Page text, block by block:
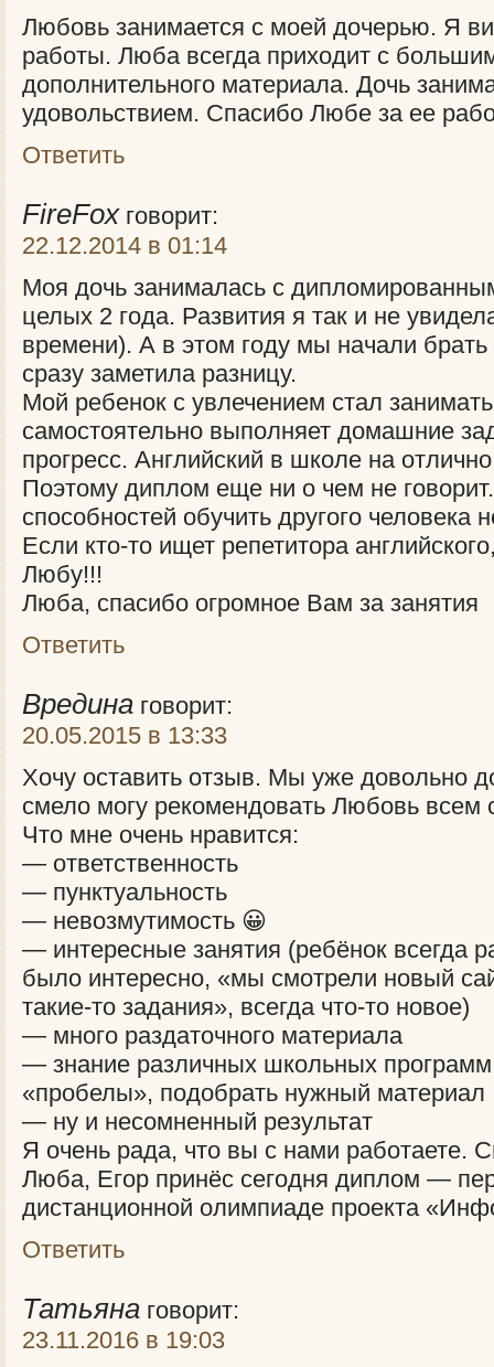
Любовь занимается с моей дочерью. Я
работы. Люба всегда приходит с
дополнительного материала. Дочь
удовольствием. Спасибо Любе за ее
Ответить
FireFox говорит:
22.12.2014 в 01:14
Моя дочь занималась с
целых 2 года. Развития я так и не
времени). А в этом году мы начали
сразу заметила разницу.
Мой ребенок с увлечением стал
самостоятельно выполняет домашние
прогресс. Английский в школе на
Поэтому диплом еще ни о чем не
способностей обучить другого человека
Если кто-то ищет репетитора
Любу!!!
Люба, спасибо огромное Вам за занятия
Ответить
Вредина говорит:
20.05.2015 в 13:33
Хочу оставить отзыв. Мы уже довольно
смело могу рекомендовать Любовь всем
Что мне очень нравится:
— ответственность
— пунктуальность
— невозмутимость 😀
— интересные занятия (ребёнок всегда
было интересно, «мы смотрели новый
такие-то задания», всегда что-то новое)
— много раздаточного материала
— знание различных школьных
«пробелы», подобрать нужный материал
— ну и несомненный результат
Я очень рада, что вы с нами работаете.
Люба, Егор принёс сегодня диплом —
дистанционной олимпиаде проекта
Ответить
Татьяна говорит:
23.11.2016 в 19:03